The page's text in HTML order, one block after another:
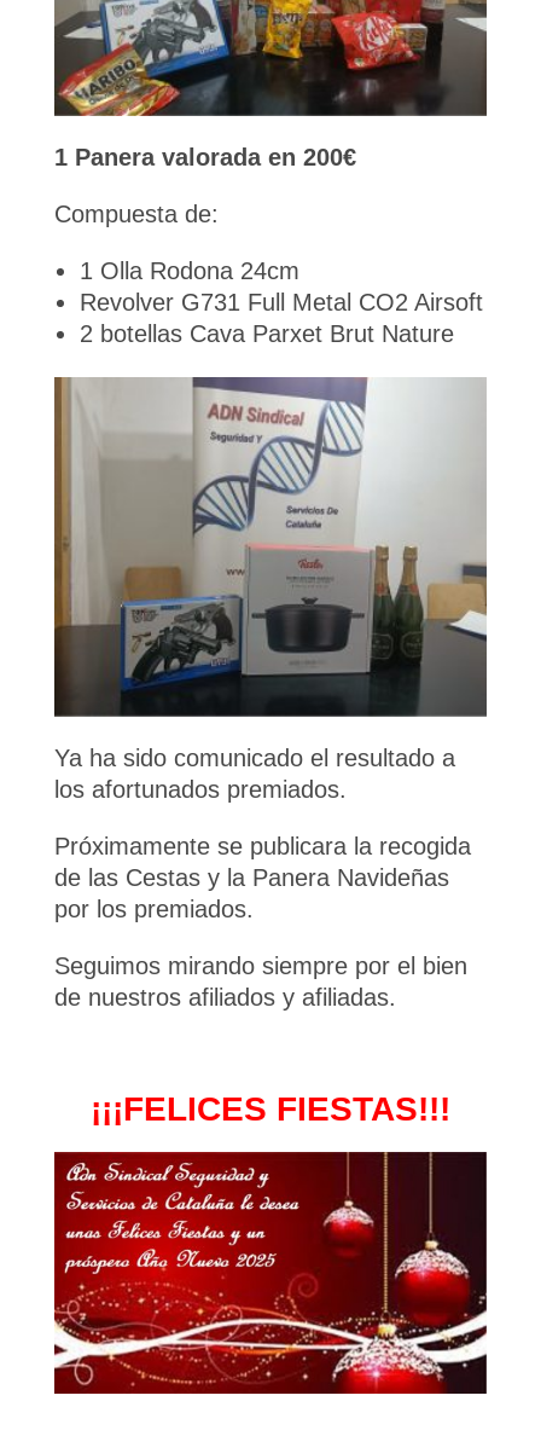
1 Panera valorada en 200€
Compuesta de:
1 Olla Rodona 24cm
Revolver G731 Full Metal CO2 Airsoft
2 botellas Cava Parxet Brut Nature
Ya ha sido comunicado el resultado a
los afortunados premiados.
Próximamente se publicara la recogida
de las Cestas y la Panera Navideñas
por los premiados.
Seguimos mirando siempre por el bien
de nuestros afiliados y afiliadas.
¡¡¡FELICES FIESTAS!!!